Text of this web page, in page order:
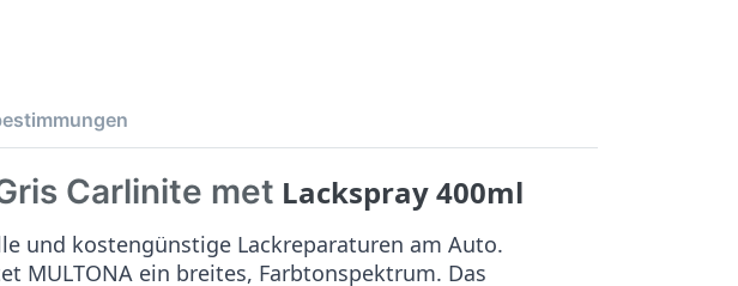
Carlinite met Lackspray 400ml
und kostengünstige Lackreparaturen am Auto.
MULTONA ein breites, Farbtonspektrum. Das